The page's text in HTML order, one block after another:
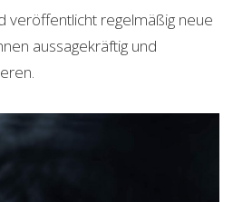
veröffentlicht regelmäßig neue
aussagekräftig und